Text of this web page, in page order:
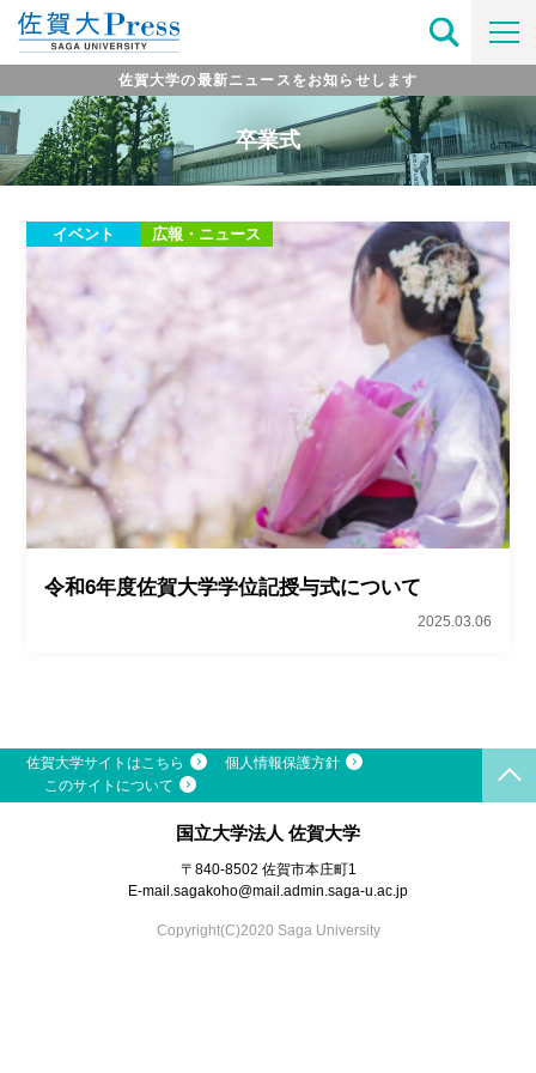
佐賀大学の最新ニュースをお知らせします
卒業式
イベント 広報・ニュース
令和6年度佐賀大学学位記授与式について
2025.03.06
佐賀大学サイトはこちら
個人情報保護方針
このサイトについて
国立大学法人 佐賀大学
〒840-8502 佐賀市本庄町1
E-mail. sagakoho@mail.admin.saga-u.ac.jp
Copyright(C)2020 Saga University